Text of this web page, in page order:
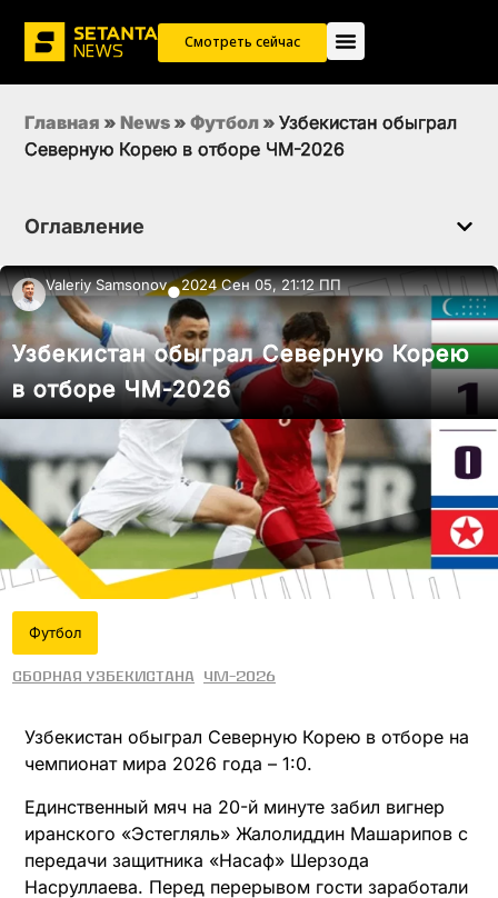
Смотреть сейчас
Главная » News » Футбол » Узбекистан обыграл
Северную Корею в отборе ЧМ-2026
Оглавление
Valeriy Samsonov●2024 Сен 05, 21:12 ПП
Узбекистан обыграл Северную Корею
в отборе ЧМ-2026
Футбол
Сборная Узбекистана ЧМ-2026
Узбекистан обыграл Северную Корею в отборе на
чемпионат мира 2026 года – 1:0.
Единственный мяч на 20-й минуте забил вигнер
иранского «Эстегляль» Жалолиддин Машарипов с
передачи защитника «Насаф» Шерзода
Насруллаева. Перед перерывом гости заработали